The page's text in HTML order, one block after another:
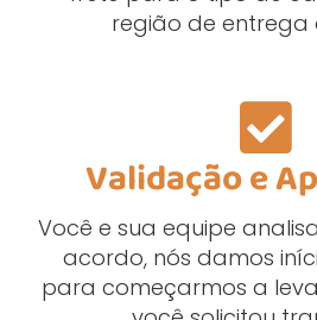
região de entrega
Validação e
Você e sua equipe
acordo, nós damos
para começarmos a